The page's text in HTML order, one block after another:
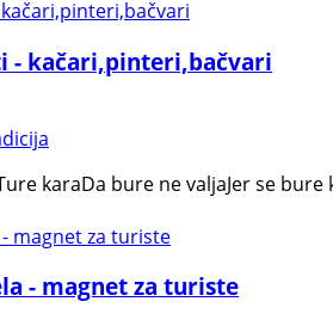
- kačari,pinteri,bačvari
karaDa bure ne valjaJer se
- magnet za turiste